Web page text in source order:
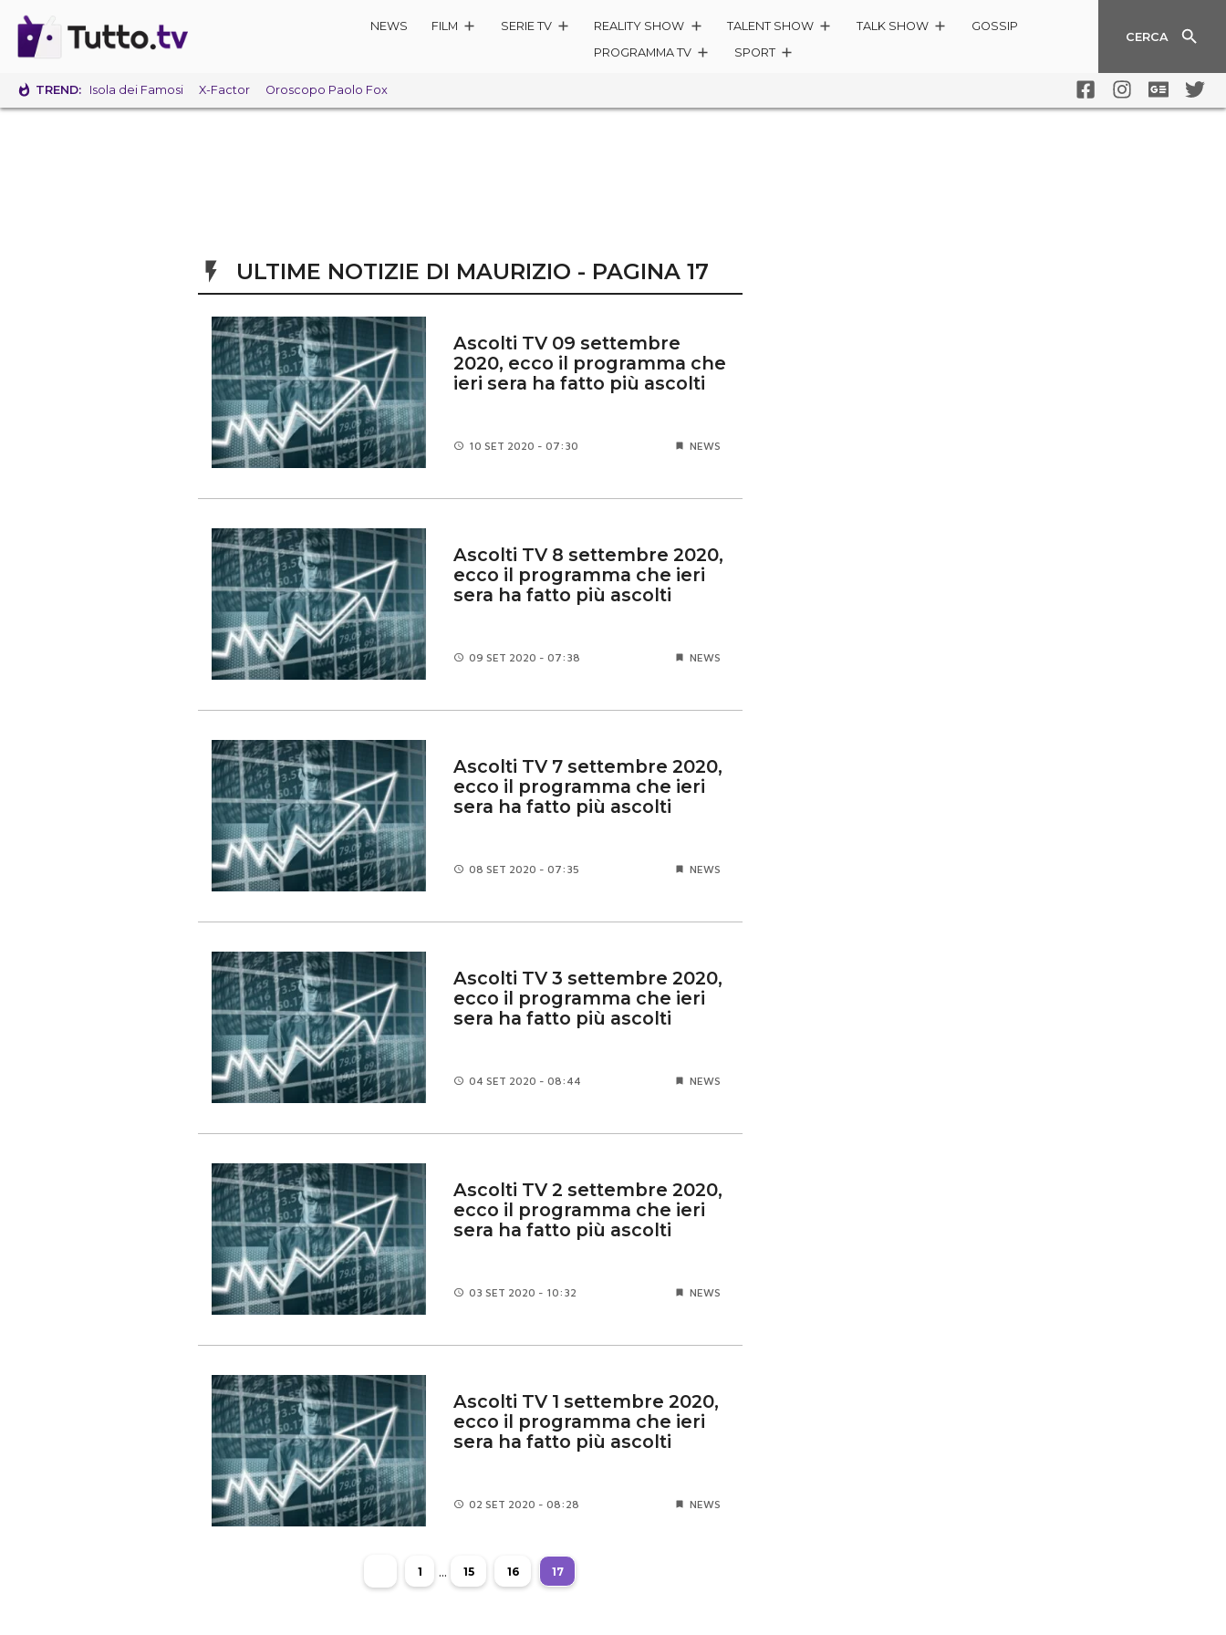
NEWS FILM SERIE TV REALITY SHOW TALENT SHOW TALK SHOW
GOSSIP
PROGRAMMA TV
SPORT
CERCA
TREND: Isola dei Famosi X-Factor Oroscopo Paolo Fox
ULTIME NOTIZIE DI MAURIZIO - PAGINA 17
Ascolti TV 09 settembre
2020, ecco il programma che
ieri sera ha fatto più ascolti
10 SET 2020 - 07:30 NEWS
Ascolti TV 8 settembre 2020,
ecco il programma che ieri
sera ha fatto più ascolti
09 SET 2020 - 07:38 NEWS
Ascolti TV 7 settembre 2020,
ecco il programma che ieri
sera ha fatto più ascolti
08 SET 2020 - 07:35 NEWS
Ascolti TV 3 settembre 2020,
ecco il programma che ieri
sera ha fatto più ascolti
04 SET 2020 - 08:44 NEWS
Ascolti TV 2 settembre 2020,
ecco il programma che ieri
sera ha fatto più ascolti
03 SET 2020 - 10:32 NEWS
Ascolti TV 1 settembre 2020,
ecco il programma che ieri
sera ha fatto più ascolti
02 SET 2020 - 08:28 NEWS
1 ... 15 16 17